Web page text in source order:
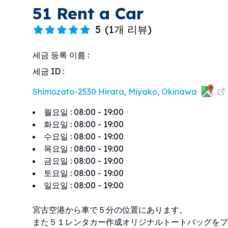
51 Rent a Car
5 (1개 리뷰)
세금 등록 이름 :
세금 ID :
Shimozato-2530 Hirara, Miyako, Okinawa
월요일 : 08:00 - 19:00
화요일 : 08:00 - 19:00
수요일 : 08:00 - 19:00
목요일 : 08:00 - 19:00
금요일 : 08:00 - 19:00
토요일 : 08:00 - 19:00
일요일 : 08:00 - 19:00
宮古空港から車で５分の位置にあります。
また５１レンタカー作成オリジナルトートバッグをプ